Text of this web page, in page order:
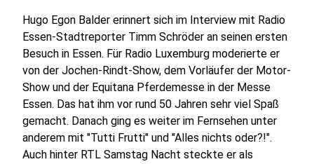
Hugo Egon Balder erinnert sich im Interview mit Radio
Essen-Stadtreporter Timm Schröder an seinen ersten
Besuch in Essen. Für Radio Luxemburg moderierte er
von der Jochen-Rindt-Show, dem Vorläufer der Motor-
Show und der Equitana Pferdemesse in der Messe
Essen. Das hat ihm vor rund 50 Jahren sehr viel Spaß
gemacht. Danach ging es weiter im Fernsehen unter
anderem mit "Tutti Frutti" und "Alles nichts oder?!".
Auch hinter RTL Samstag Nacht steckte er als